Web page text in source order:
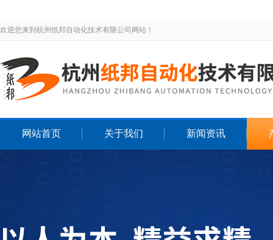
欢迎您来到杭州纸邦自动化技术有限公司网站！
网站首页 关于我们 新闻资讯